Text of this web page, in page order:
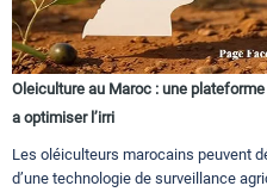
Oleiculture au Maroc : une
a optimiser l’irri
Les oléiculteurs marocains peuvent
d’une technologie de surveillance